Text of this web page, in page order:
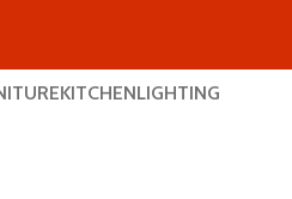
KITCHENLIGHTING